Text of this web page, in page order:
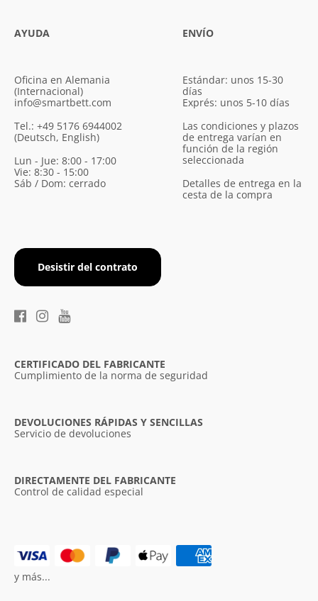
AYUDA
Oficina en Alemania
(Internacional)
info@smartbett.com
Tel.: +49 5176 6944002
(Deutsch, English)
Lun - Jue: 8:00 - 17:00
Vie: 8:30 - 15:00
Sáb / Dom: cerrado
Desistir del contrato
ENVÍO
Estándar: unos 15-30
días
Exprés: unos 5-10 días
Las condiciones y plazos
de entrega varían en
función de la región
seleccionada
Detalles de entrega en la
cesta de la compra
CERTIFICADO DEL FABRICANTE
Cumplimiento de la norma de seguridad
DEVOLUCIONES RÁPIDAS Y SENCILLAS
Servicio de devoluciones
DIRECTAMENTE DEL FABRICANTE
Control de calidad especial
y más...